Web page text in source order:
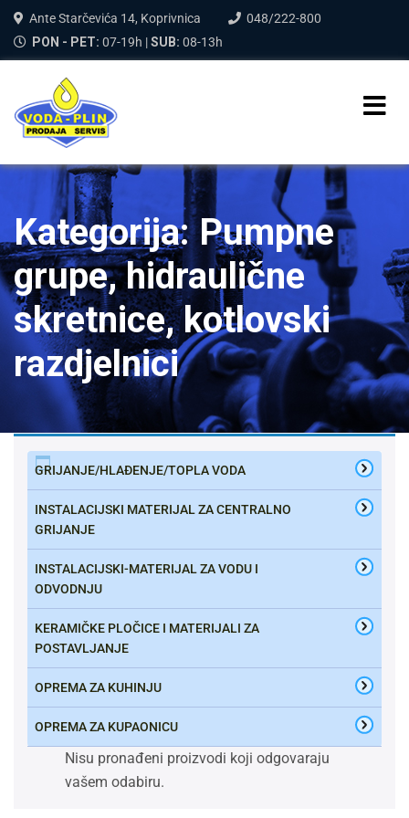
Ante Starčevića 14, Koprivnica
048/222-800
PON - PET: 07-19h |SUB: 08-13h
Kategorija:Pumpne
grupe, hidraulične
skretnice, kotlovski
razdjelnici
GRIJANJE/HLAĐENJE/TOPLA VODA
INSTALACIJSKI MATERIJAL ZA CENTRALNO
GRIJANJE
INSTALACIJSKI-MATERIJAL ZA VODU I
ODVODNJU
KERAMIČKE PLOČICE I MATERIJALI ZA
POSTAVLJANJE
OPREMA ZA KUHINJU
OPREMA ZA KUPAONICU
Nisu pronađeni proizvodi koji odgovaraju
vašem odabiru.